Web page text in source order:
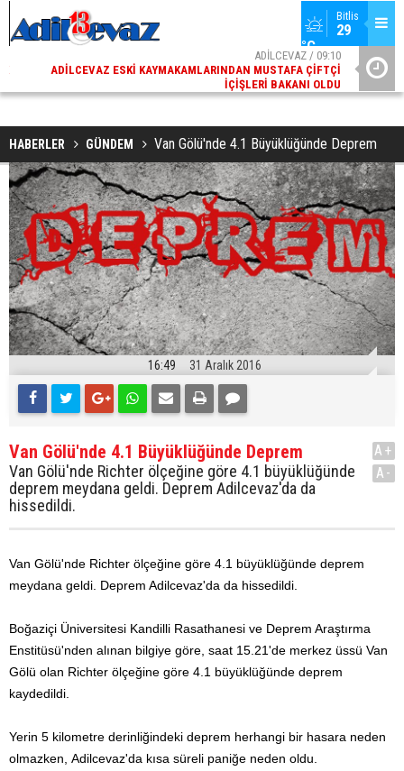
Bitlis
29
°C
ADİLCEVAZ / 09:10
ADILCEVAZ ESKI KAYMAKAMLARINDAN MUSTAFA ÇIFTÇI
İÇIŞLERI BAKANI OLDU
HABERLER GÜNDEM Van Gölü'nde 4.1 Büyüklüğünde Deprem
16:49 31 Aralık 2016
Van Gölü'nde 4.1 Büyüklüğünde Deprem
Van Gölü'nde Richter ölçeğine göre 4.1 büyüklüğünde
deprem meydana geldi. Deprem Adilcevaz'da da
hissedildi.
A+
A-
Van Gölü'nde Richter ölçeğine göre 4.1 büyüklüğünde deprem
meydana geldi. Deprem Adilcevaz'da da hissedildi.
Boğaziçi Üniversitesi Kandilli Rasathanesi ve Deprem Araştırma
Enstitüsü'nden alınan bilgiye göre, saat 15.21'de merkez üssü Van
Gölü olan Richter ölçeğine göre 4.1 büyüklüğünde deprem
kaydedildi.
Yerin 5 kilometre derinliğindeki deprem herhangi bir hasara neden
olmazken, Adilcevaz'da kısa süreli paniğe neden oldu.